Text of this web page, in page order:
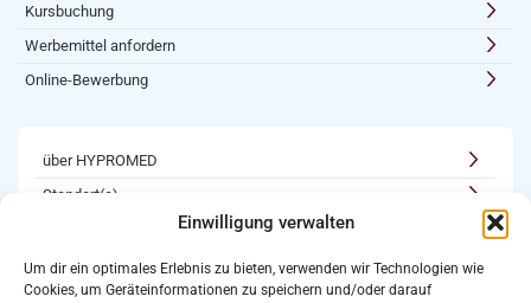
Einwilligung verwalten
Um dir ein optimales Erlebnis zu bieten, verwenden wir Technologien wie
Cookies, um Geräteinformationen zu speichern und/oder darauf
Kursbuchung
Werbemittel anfordern
Online-Bewerbung
über HYPROMED
Standort(e)
Karriere
Newsletter